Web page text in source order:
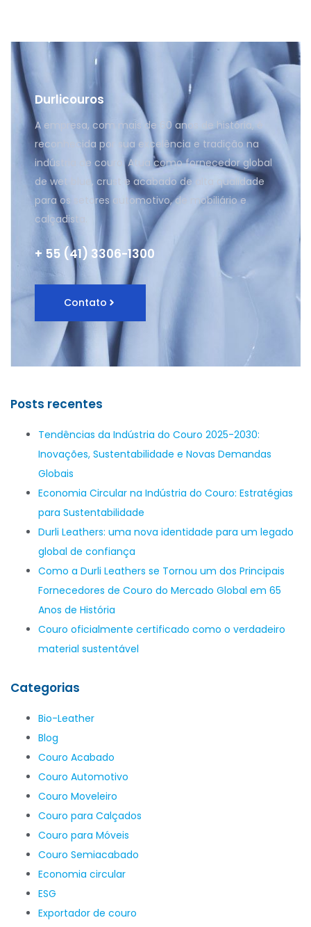
Durlicouros
A empresa, com mais de 60 anos de história, é
reconhecida por sua excelência e tradição na
indústria de couro. Atua como fornecedor global
de wet blue, crust e acabado de alta qualidade
para os setores automotivo, de mobiliário e
calçadista.
+ 55 (41) 3306-1300
Contato
Posts recentes
Tendências da Indústria do Couro 2025-2030:
Inovações, Sustentabilidade e Novas Demandas
Globais
Economia Circular na Indústria do Couro: Estratégias
para Sustentabilidade
Durli Leathers: uma nova identidade para um legado
global de confiança
Como a Durli Leathers se Tornou um dos Principais
Fornecedores de Couro do Mercado Global em 65
Anos de História
Couro oficialmente certificado como o verdadeiro
material sustentável
Categorias
Bio-Leather
Blog
Couro Acabado
Couro Automotivo
Couro Moveleiro
Couro para Calçados
Couro para Móveis
Couro Semiacabado
Economia circular
ESG
Exportador de couro